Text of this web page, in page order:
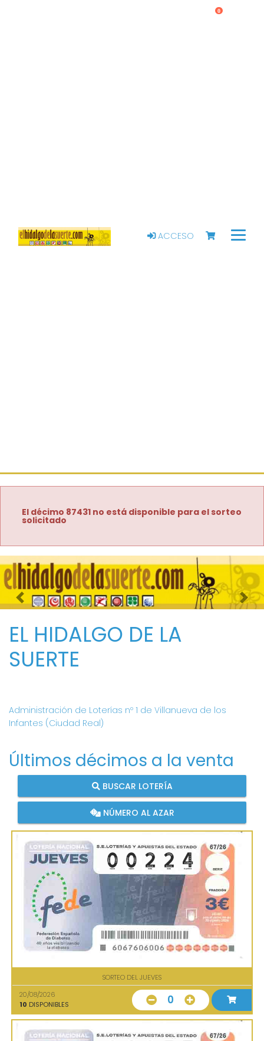
ACCESO
0
El décimo 87431 no está disponible para el sorteo
solicitado
Imagen anterior
EL HIDALGO DE LA
SUERTE
Administración de Loterías nº 1 de Villanueva de los
Infantes (Ciudad Real)
Últimos décimos a la venta
BUSCAR LOTERÍA
NÚMERO AL AZAR
SORTEO DEL JUEVES
20/08/2026
10 DISPONIBLES 0